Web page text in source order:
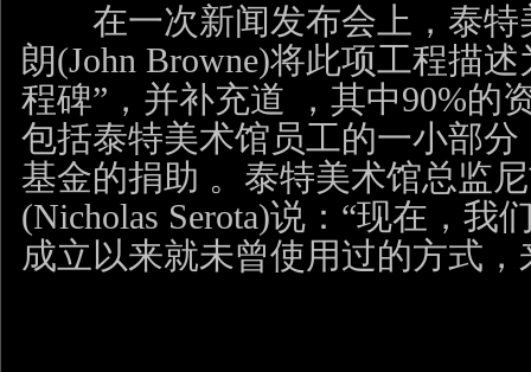
在一次新闻发布会上，泰特
朗(John Browne)将此项工程描
程碑”，并补充道 ，其中90%的
包括泰特美术馆员工的一小部
基金的捐助 。泰特美术馆总监
(Nicholas Serota)说：“现在，我
成立以来就未曾使用过的方式